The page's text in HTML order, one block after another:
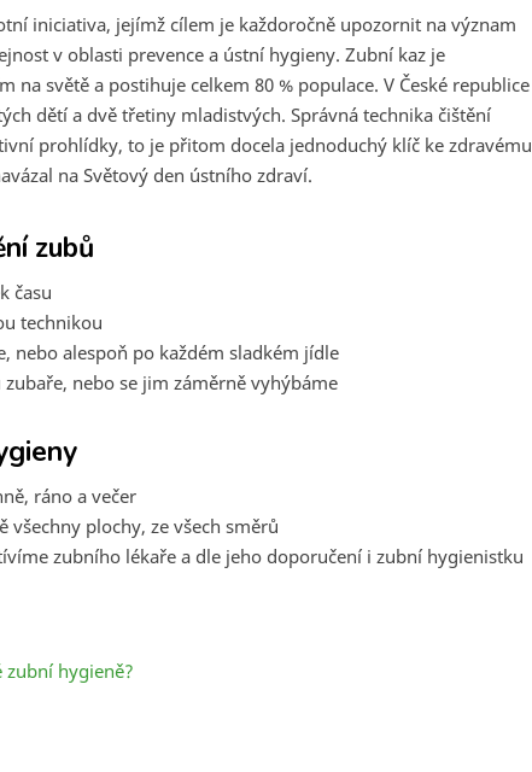
iniciativa, jejímž cílem je každoročně upozornit na význam
v oblasti prevence a ústní hygieny. Zubní kaz je
na světě a postihuje celkem 80 % populace. V České republice
dětí a dvě třetiny mladistvých. Správná technika čištění
prohlídky, to je přitom docela jednoduchý klíč ke zdravému
na Světový den ústního zdraví.
zubů
času
technikou
nebo alespoň po každém sladkém jídle
nebo se jim záměrně vyhýbáme
ráno a večer
všechny plochy, ze všech směrů
zubního lékaře a dle jeho doporučení i zubní hygienistku
zubní hygieně?